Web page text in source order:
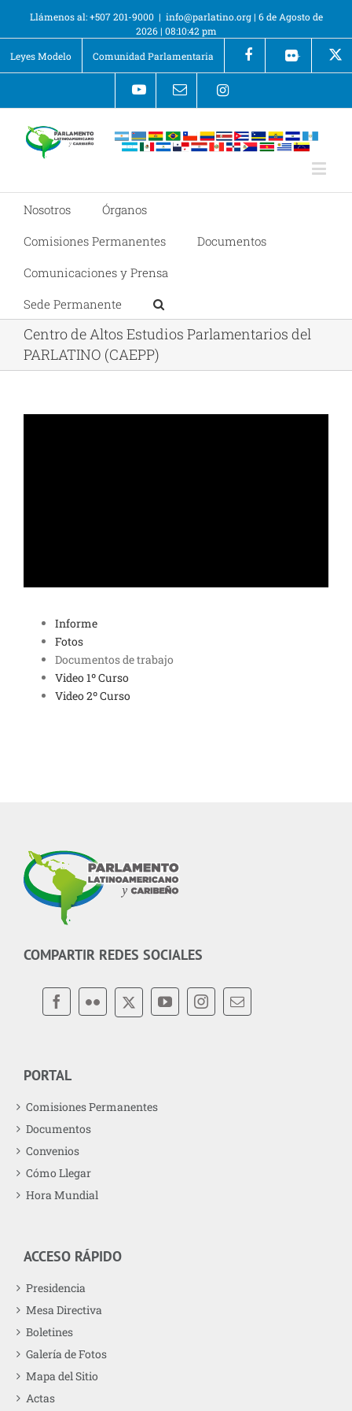
Llámenos al: +507 201-9000 | info@parlatino.org| 6 de Agosto de
2026 | 08:10:42 pm
Leyes Modelo
Comunidad Parlamentaria +
Nosotros
Órganos
Comisiones Permanentes
Documentos
Comunicaciones y Prensa
Sede Permanente
Centro de Altos Estudios Parlamentarios del
PARLATINO (CAEPP)
Informe
Fotos
Documentos de trabajo
Video 1º Curso
Video 2º Curso
COMPARTIR REDES SOCIALES
PORTAL
Comisiones Permanentes
Documentos
Convenios
Cómo Llegar
Hora Mundial
ACCESO RÁPIDO
Presidencia
Mesa Directiva
Boletines
Galería de Fotos
Mapa del Sitio
Actas